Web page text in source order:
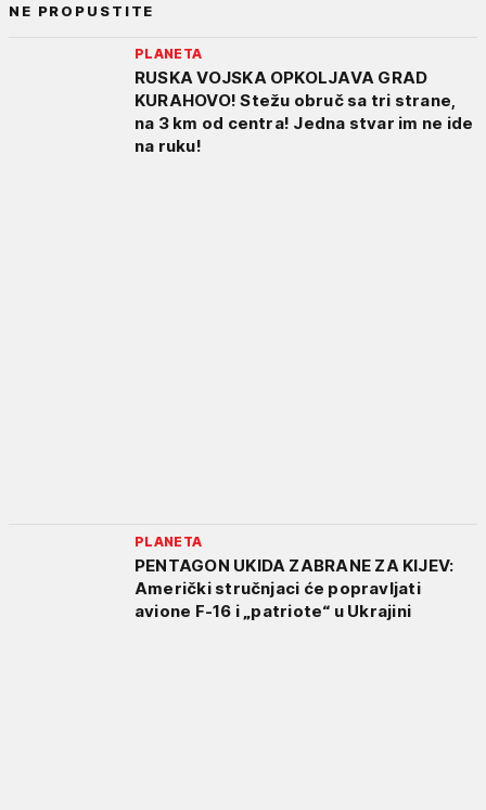
NE PROPUSTITE
PLANETA
RUSKA VOJSKA OPKOLJAVA GRAD
KURAHOVO! Stežu obruč sa tri strane,
na 3 km od centra! Jedna stvar im ne ide
na ruku!
PLANETA
PENTAGON UKIDA ZABRANE ZA KIJEV:
Američki stručnjaci će popravljati
avione F-16 i „patriote“ u Ukrajini